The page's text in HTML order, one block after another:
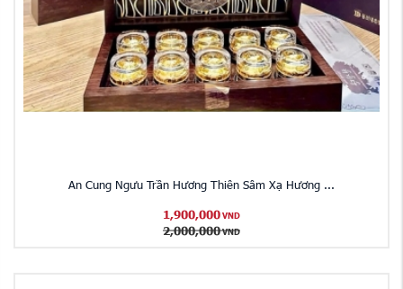
An Cung Ngưu Trần Hương Thiên Sâm Xạ Hương ...
1,900,000 VND
2,000,000 VND